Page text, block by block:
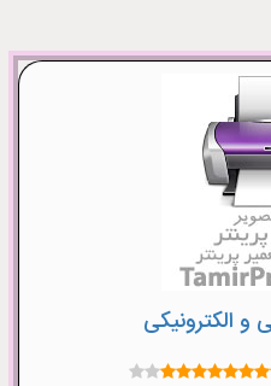
و الکترونیکی